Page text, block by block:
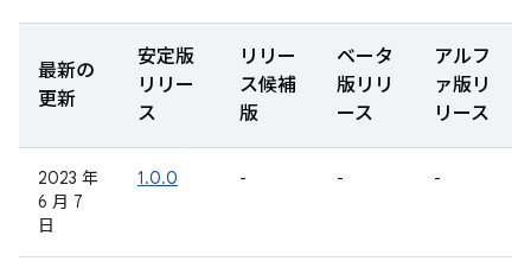
最新の
更新
安定版
リリー
ス
リリー
ス候補
版
ベータ
版リリ
ース
アルフ
ァ版リ
リース
2023 年
6 月 7
日
1.0.0 - - -